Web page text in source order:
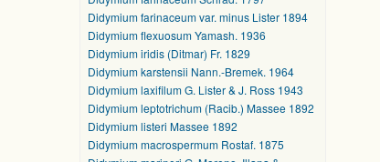
Didymium farinaceum var. minus Lister 1894
Didymium flexuosum Yamash. 1936
Didymium iridis (Ditmar) Fr. 1829
Didymium karstensii Nann.-Bremek. 1964
Didymium laxifilum G. Lister & J. Ross 1943
Didymium leptotrichum (Racib.) Massee 1892
Didymium listeri Massee 1892
Didymium macrospermum Rostaf. 1875